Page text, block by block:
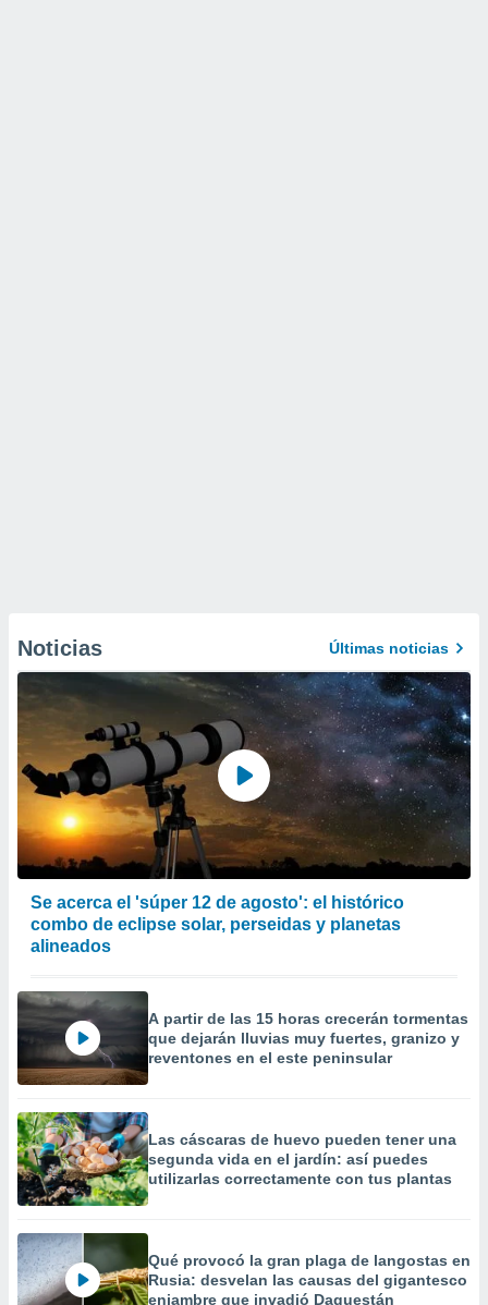
Noticias Últimas noticias
Se acerca el 'súper 12 de agosto': el histórico
combo de eclipse solar, perseidas y planetas
alineados
A partir de las 15 horas crecerán tormentas
que dejarán lluvias muy fuertes, granizo y
reventones en el este peninsular
Las cáscaras de huevo pueden tener una
segunda vida en el jardín: así puedes
utilizarlas correctamente con tus plantas
Qué provocó la gran plaga de langostas en
Rusia: desvelan las causas del gigantesco
enjambre que invadió Daguestán